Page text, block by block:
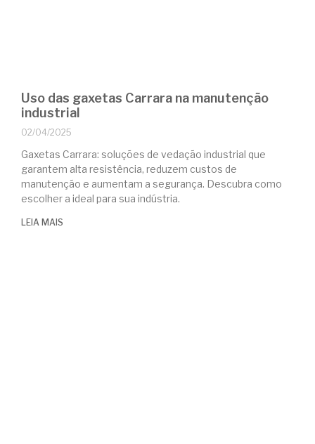
Uso das gaxetas Carrara na manutenção
industrial
02/04/2025
Gaxetas Carrara: soluções de vedação industrial que
garantem alta resistência, reduzem custos de
manutenção e aumentam a segurança. Descubra como
escolher a ideal para sua indústria.
LEIA MAIS